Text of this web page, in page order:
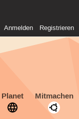
Anmelden Registrieren
Planet Mitmachen